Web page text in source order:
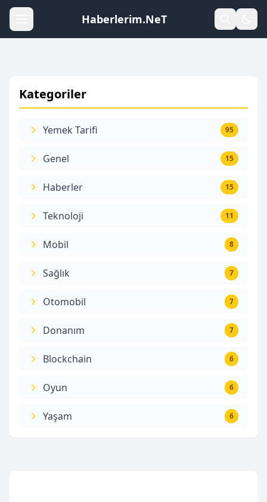
Haberlerim.NeT
Kategoriler
Yemek Tarifi 95
Genel 15
Haberler 15
Teknoloji 11
Mobil 8
Sağlık 7
Otomobil 7
Donanım 7
Blockchain 6
Oyun 6
Yaşam 6